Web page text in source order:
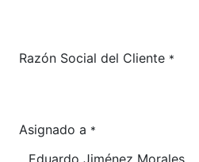
Razón Social del Cliente *
Asignado a *